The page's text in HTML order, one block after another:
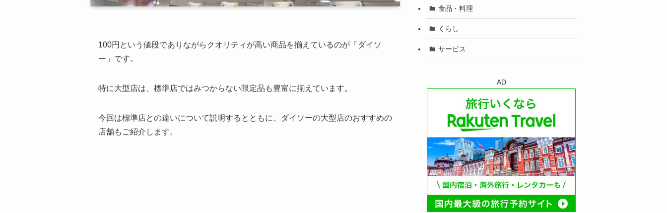
100円という値段でありながらクオリティが高い商品を揃えているのが「ダイソ
ー」です。
特に大型店は、標準店ではみつからない限定品も豊富に揃えています。
今回は標準店との違いについて説明するとともに、ダイソーの大型店のおすすめの
店舗もご紹介します。
食品・料理
くらし
サービス
AD